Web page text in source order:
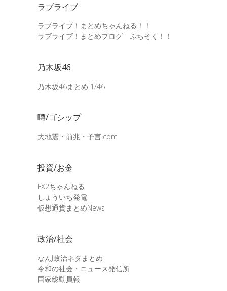
ラブライブ
ラブライブ！まとめちゃんねる！！
ラブライブ！まとめブログ ぷちそく！！
乃木坂46
乃木坂46まとめ 1/46
噂/ゴシップ
大地震・前兆・予言.com
投資/お金
FX2ちゃんねる
しょういち発電
仮想通貨まとめNews
政治/社会
なんJ政治ネタまとめ
令和の社会・ニュース発信所
国家総動員報